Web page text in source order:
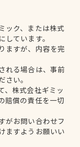
ック、または株式
ています。
ますが、内容を完
れる場合は、事前
い。
、株式会社ギミッ
賠償の責任を一切
がお問い合わせフ
ますようお願いい